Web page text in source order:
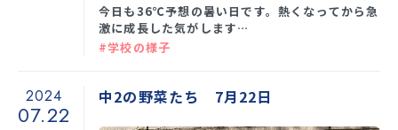
今日も36℃予想の暑い日です。熱くなってから急
激に成長した気がします…
#学校の様子
2024
07.22
中2の野菜たち 7月22日